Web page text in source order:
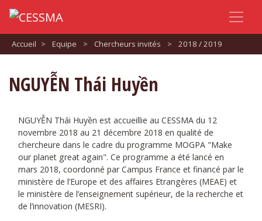
Accueil > Equipe > Chercheurs invités > 2018 / 2019
NGUYỄN Thái Huyền
NGUYỄN Thái Huyền est accueillie au CESSMA du 12
novembre 2018 au 21 décembre 2018 en qualité de
chercheure dans le cadre du programme MOGPA "Make
our planet great again". Ce programme a été lancé en
mars 2018, coordonné par Campus France et financé par le
ministère de l’Europe et des affaires Etrangères (MEAE) et
le ministère de l’enseignement supérieur, de la recherche et
de l’innovation (MESRI).